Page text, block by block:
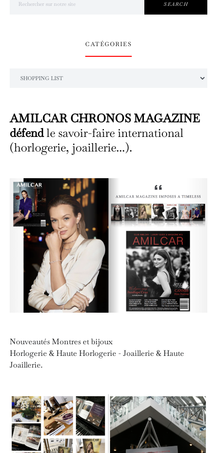
SEARCH
CATÉGORIES
AMILCAR CHRONOS MAGAZINE
défendle savoir-faire international
(horlogerie, joaillerie...).
Nouveautés Montres et bijoux
Horlogerie & Haute Horlogerie - Joaillerie & Haute
Joaillerie.